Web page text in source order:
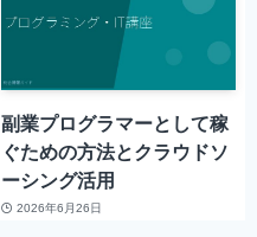
副業プログラマーとして稼
ぐための方法とクラウドソ
ーシング活用
2026年6月26日